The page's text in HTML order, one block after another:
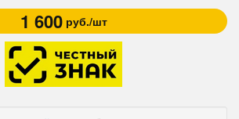
1 600руб./шт